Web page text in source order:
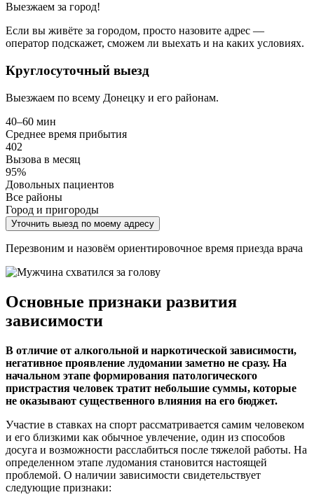
Выезжаем за город!
Если вы живёте за городом, просто назовите адрес —
оператор подскажет, сможем ли выехать и на каких условиях.
Круглосуточный выезд
Выезжаем по всему Донецку и его районам.
40–60 мин
Среднее время прибытия
402
Вызова в месяц
95%
Довольных пациентов
Все районы
Город и пригороды
Уточнить выезд по моему адресу
Перезвоним и назовём ориентировочное время приезда врача
Основные признаки развития
зависимости
В отличие от алкогольной и наркотической зависимости,
негативное проявление лудомании заметно не сразу. На
начальном этапе формирования патологического
пристрастия человек тратит небольшие суммы, которые
не оказывают существенного влияния на его бюджет.
Участие в ставках на спорт рассматривается самим человеком
и его близкими как обычное увлечение, один из способов
досуга и возможности расслабиться после тяжелой работы. На
определенном этапе лудомания становится настоящей
проблемой. О наличии зависимости свидетельствует
следующие признаки: